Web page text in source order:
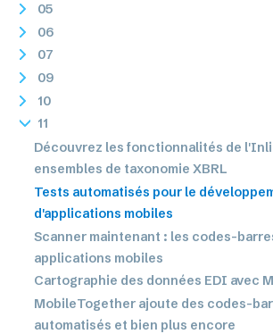
05
06
07
09
10
11
Découvrez les fonctionnalités de
ensembles de taxonomie XBRL
Tests automatisés pour le
d'applications mobiles
Scanner maintenant : les codes-
applications mobiles
Cartographie des données EDI avec
MobileTogether ajoute des codes-
automatisés et bien plus encore